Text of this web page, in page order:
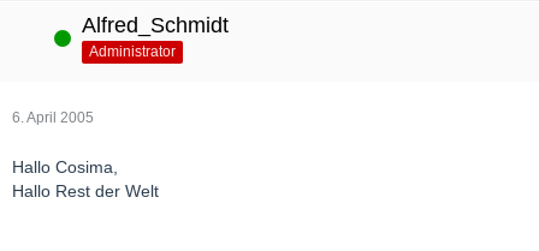
Online Alfred_Schmidt
Administrator
6. April 2005
Hallo Cosima,
Hallo Rest der Welt